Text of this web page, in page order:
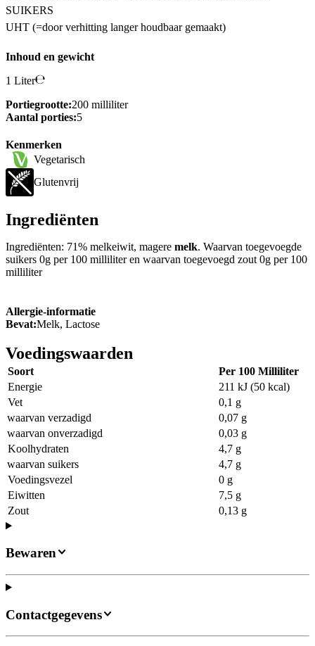
SUIKERS
UHT (=door verhitting langer houdbaar gemaakt)
Inhoud en gewicht
1 Liter
Portiegrootte:200 milliliter
Aantal porties:5
Kenmerken
Vegetarisch
Glutenvrij
Ingrediënten
Ingrediënten: 71% melkeiwit, magere melk. Waarvan toegevoegde
suikers 0g per 100 milliliter en waarvan toegevoegd zout 0g per 100
milliliter
Allergie-informatie
Bevat:Melk, Lactose
Voedingswaarden
Soort
Per 100 Milliliter
Energie
211 kJ (50 kcal)
Vet
0,1 g
waarvan verzadigd
0,07 g
waarvan onverzadigd
0,03 g
Koolhydraten
4,7 g
waarvan suikers
4,7 g
Voedingsvezel
0 g
Eiwitten
7,5 g
Zout
0,13 g
Bewaren
Contactgegevens